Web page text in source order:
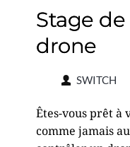
Stage
drone
SWITCH
Êtes-vous prêt à
comme jamais